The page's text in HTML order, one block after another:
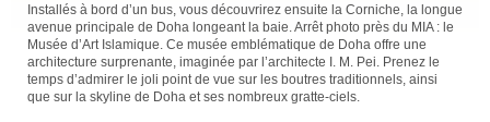
Installés à bord d’un bus, vous découvrirez ensuite la Corniche, la longue
avenue principale de Doha longeant la baie. Arrêt photo près du MIA : le
Musée d’Art Islamique. Ce musée emblématique de Doha offre une
architecture surprenante, imaginée par l’architecte I. M. Pei. Prenez le
temps d’admirer le joli point de vue sur les boutres traditionnels, ainsi
que sur la skyline de Doha et ses nombreux gratte-ciels.